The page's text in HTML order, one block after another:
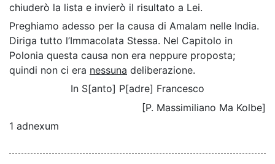
chiuderò la lista e invierò il risultato a Lei.
Preghiamo adesso per la causa di Amalam nelle India.
Diriga tutto l’Immacolata Stessa. Nel Capitolo in
Polonia questa causa non era neppure proposta;
quindi non ci era nessuna deliberazione.
In S[anto] P[adre] Francesco
[P. Massimiliano Ma Kolbe]
1 adnexum